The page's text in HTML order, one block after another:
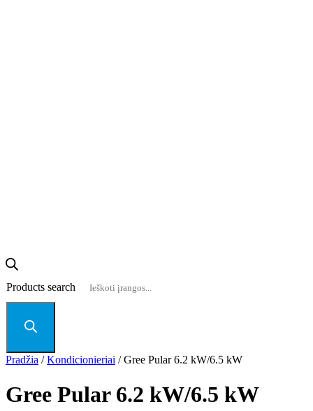
Products search
Pradžia /Kondicionieriai / Gree Pular 6.2 kW/6.5 kW
Gree Pular 6.2 kW/6.5 kW